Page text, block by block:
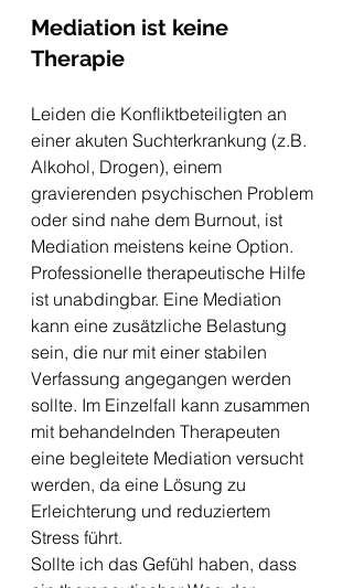
Mediation ist keine
Therapie
Leiden die Konfliktbeteiligten an
einer akuten Suchterkrankung (z.B.
Alkohol, Drogen), einem
gravierenden psychischen Problem
oder sind nahe dem Burnout, ist
Mediation meistens keine Option.
Professionelle therapeutische Hilfe
ist unabdingbar. Eine Mediation
kann eine zusätzliche Belastung
sein, die nur mit einer stabilen
Verfassung angegangen werden
sollte. Im Einzelfall kann zusammen
mit behandelnden Therapeuten
eine begleitete Mediation versucht
werden, da eine Lösung zu
Erleichterung und reduziertem
Stress führt.
Sollte ich das Gefühl haben, dass